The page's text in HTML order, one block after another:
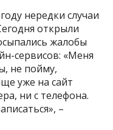
нередки случаи
открыли
жалобы
сервисов: «Меня
не пойму,
уже на сайт
ни с телефона.
–